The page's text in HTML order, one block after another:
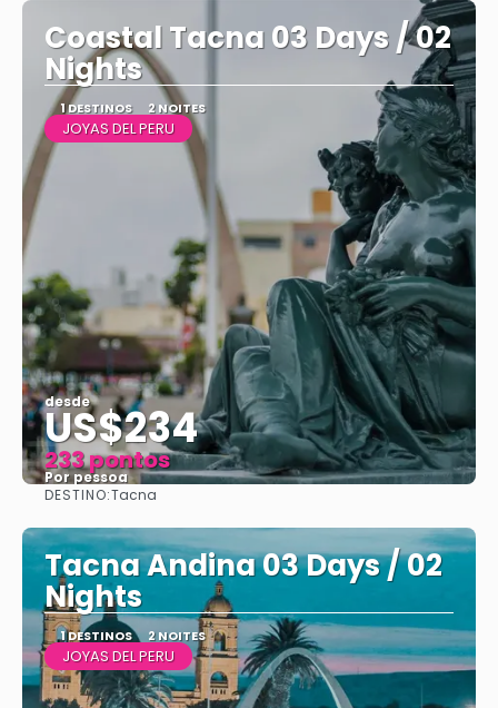
Coastal Tacna 03 Days / 02
Nights
1 DESTINOS 2 NOITES
JOYAS DEL PERU
desde
US$234
233 pontos
Por pessoa
DESTINO:Tacna
Tacna Andina 03 Days / 02
Nights
1 DESTINOS 2 NOITES
JOYAS DEL PERU